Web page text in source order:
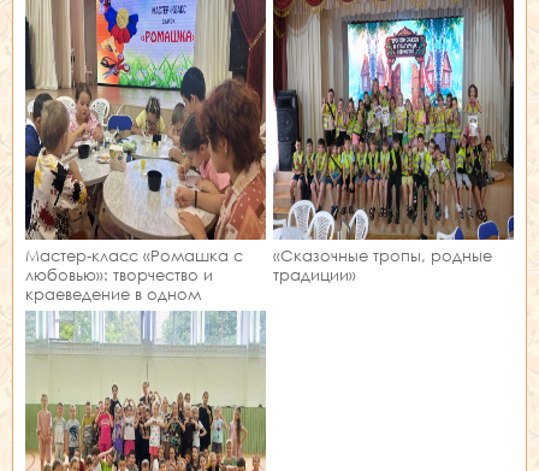
Мастер‑класс «Ромашка с
любовью»: творчество и
краеведение в одном
занятии!
«Сказочные тропы, родные
традиции»